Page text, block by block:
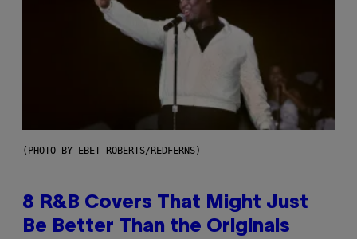
(PHOTO BY EBET ROBERTS/REDFERNS)
8 R&B Covers That Might Just
Be Better Than the Originals